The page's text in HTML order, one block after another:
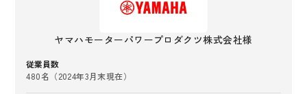
ヤマハモーターパワープロダクツ株式会社様
従業員数
480名（2024年3月末現在）